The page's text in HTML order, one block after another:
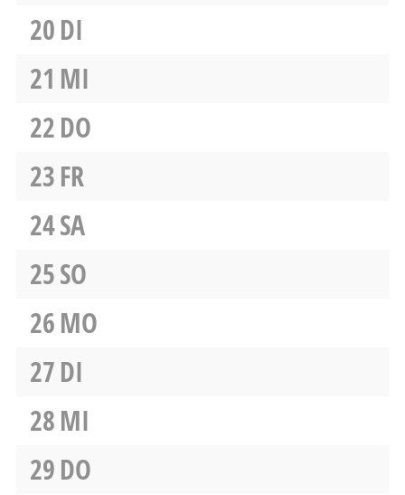
20DI
21 MI
22DO
23FR
24SA
25SO
26MO
27DI
28MI
29DO